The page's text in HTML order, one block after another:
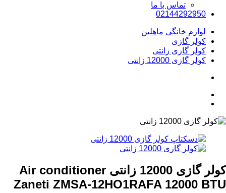
تماس با ما
02144292950
لوازم خانگی ماهلین
کولر گازی
کولر گازی زانتی
کولر گازی 12000 زانتی
کولر گازی 12000 زانتی
Air conditioner
Zaneti ZMSA-12HO1RAFA 12000 BTU